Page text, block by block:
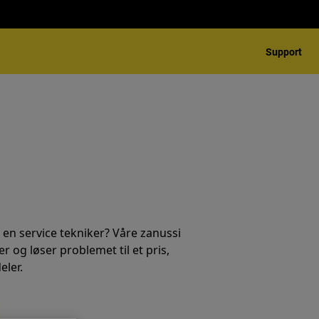
Support
service tekniker? Våre zanussi
og løser problemet til et pris,